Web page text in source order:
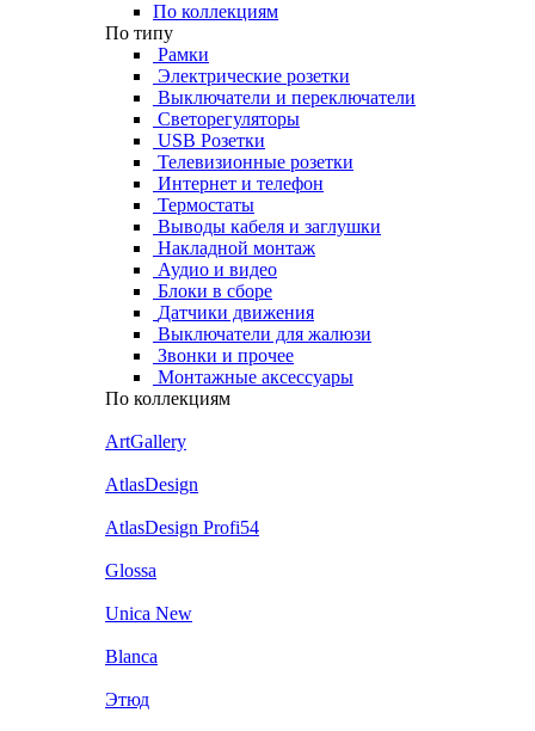
По коллекциям
По типу
Рамки
Электрические розетки
Выключатели и переключатели
Светорегуляторы
USB Розетки
Телевизионные розетки
Интернет и телефон
Термостаты
Выводы кабеля и заглушки
Накладной монтаж
Аудио и видео
Блоки в сборе
Датчики движения
Выключатели для жалюзи
Звонки и прочее
Монтажные аксессуары
По коллекциям
ArtGallery
AtlasDesign
AtlasDesign Profi54
Glossa
Unica New
Blanca
Этюд